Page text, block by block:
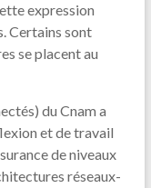
expression
Certains sont
se placent au
du Cnam a
et de travail
de niveaux
réseaux-